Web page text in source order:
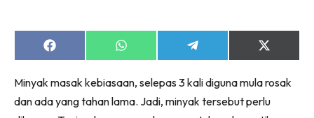
Dapur
Ruang Makan
Share
on
Share
on
Share
on
Share
on
(Twitter)
Minyak masak kebiasaan, selepas 3 kali diguna mula rosak
dan ada yang tahan lama. Jadi, minyak tersebut perlu